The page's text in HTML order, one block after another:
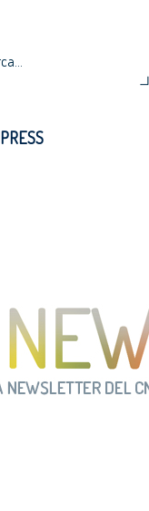
PRESS